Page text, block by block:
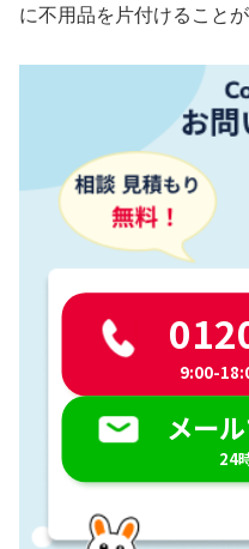
に不用品を片付けることが
9:00-
メー
24